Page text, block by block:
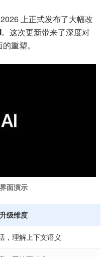
上正式发布了大幅改
。这次更新带来了深度对
重塑。
面演示
级维度
，理解上下文语义